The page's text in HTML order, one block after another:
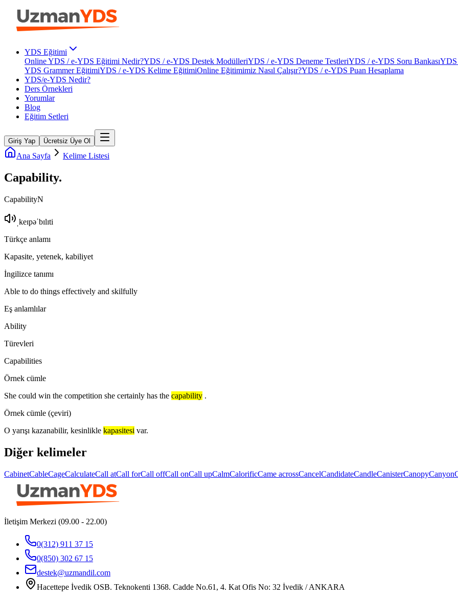
YDS Eğitimi
Online YDS / e-YDS Eğitimi Nedir?YDS / e-YDS Destek ModülleriYDS / e-YDS Deneme TestleriYDS / e-YDS Soru BankasıYDS
YDS Grammer EğitimiYDS / e-YDS Kelime EğitimiOnline Eğitimimiz Nasıl Çalışır?YDS / e-YDS Puan Hesaplama
YDS/e-YDS Nedir?
Ders Örnekleri
Yorumlar
Blog
Eğitim Setleri
Giriş Yap Ücretsiz Üye Ol
Ana Sayfa Kelime Listesi
Capability.
CapabilityN
ˌkeɪpəˈbɪlɪti
Türkçe anlamı
Kapasite, yetenek, kabiliyet
İngilizce tanımı
Able to do things effectively and skilfully
Eş anlamlılar
Ability
Türevleri
Capabilities
Örnek cümle
She could win the competition she certainly has the capability .
Örnek cümle (çeviri)
O yarışı kazanabilir, kesinlikle kapasitesi var.
Diğer kelimeler
CabinetCableCageCalculateCall atCall forCall offCall onCall upCalmCalorificCame acrossCancelCandidateCandleCanisterCanopyCanyon
İletişim Merkezi (09.00 - 22.00)
0(312) 911 37 15
0(850) 302 67 15
destek@uzmandil.com
Hacettepe İvedik OSB. Teknokenti 1368. Cadde No.61, 4. Kat Ofis No: 32 İvedik / ANKARA